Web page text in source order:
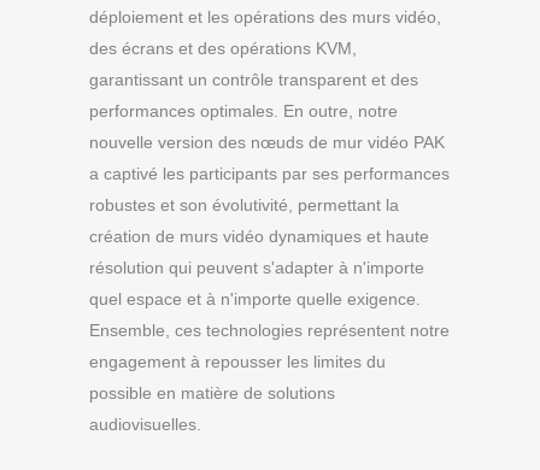
déploiement et les opérations des murs vidéo,
des écrans et des opérations KVM,
garantissant un contrôle transparent et des
performances optimales. En outre, notre
nouvelle version des nœuds de mur vidéo PAK
a captivé les participants par ses performances
robustes et son évolutivité, permettant la
création de murs vidéo dynamiques et haute
résolution qui peuvent s'adapter à n'importe
quel espace et à n'importe quelle exigence.
Ensemble, ces technologies représentent notre
engagement à repousser les limites du
possible en matière de solutions
audiovisuelles.